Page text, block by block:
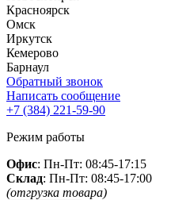
Красноярск
Омск
Иркутск
Кемерово
Барнаул
Обратный звонок
Написать сообщение
+7 (384) 221-59-90
Режим работы
Офис: Пн-Пт: 08:45-17:15
Склад: Пн-Пт: 08:45-17:00
(отгрузка товара)